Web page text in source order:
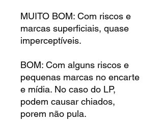
MUITO BOM: Com riscos e
marcas superficiais, quase
imperceptíveis.
BOM: Com alguns riscos e
pequenas marcas no encarte
e mídia. No caso do LP,
podem causar chiados,
porem não pula.